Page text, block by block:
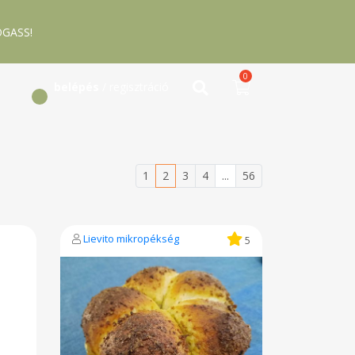
0
1 2 3 4 ... 56
Lievito mikropékség 5